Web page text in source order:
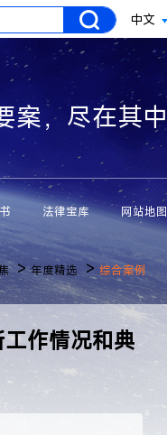
中文
案，尽在其中
法律宝库 网站地图
>年度精选 >综合案例
作情况和典